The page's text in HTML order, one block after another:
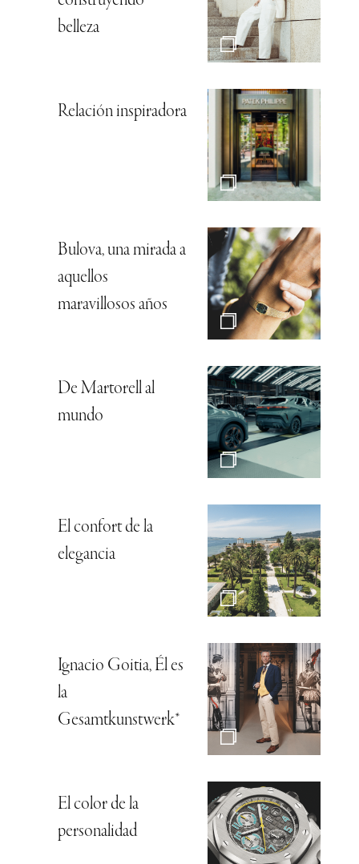
belleza
Relación inspiradora
Bulova, una mirada a
aquellos
maravillosos años
De Martorell al
mundo
El confort de la
elegancia
Ignacio Goitia, Él es
la
Gesamtkunstwerk*
El color de la
personalidad